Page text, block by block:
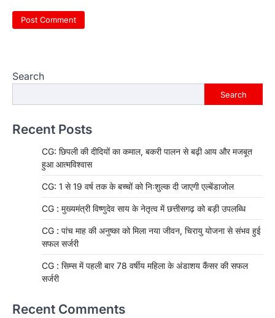
Search
Search
Recent Posts
CG: छिपली की दीदियों का कमाल, बकरी पालन से बढ़ी आय और मजबूत
हुआ आत्मविश्वास
CG: 1 से 19 वर्ष तक के बच्चों को निःशुल्क दी जाएगी एल्बेंडाजोल
CG : मुख्यमंत्री विष्णुदेव साय के नेतृत्व में छत्तीसगढ़ को बड़ी उपलब्धि
CG : पांच माह की अनुष्का को मिला नया जीवन, चिरायु योजना से संभव हुई
सफल सर्जरी
CG : सिम्स में पहली बार 78 वर्षीय महिला के अंडाशय कैंसर की सफल
सर्जरी
Recent Comments